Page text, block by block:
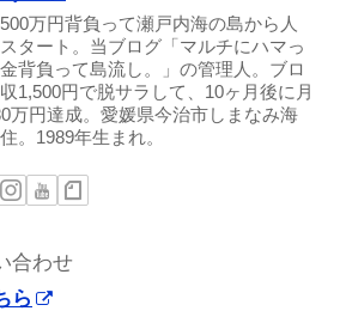
万円背負って瀬戸内海の島から人
タート。当ブログ「マルチにハマっ
背負って島流し。」の管理人。ブロ
1,500円で脱サラして、10ヶ月後に月
万円達成。愛媛県今治市しまなみ海
。1989年生まれ。
合わせ
ら